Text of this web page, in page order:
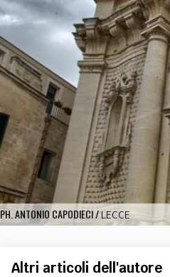
PH. ANTONIO CAPODIECI/LECCE
Altri articoli dell'autore